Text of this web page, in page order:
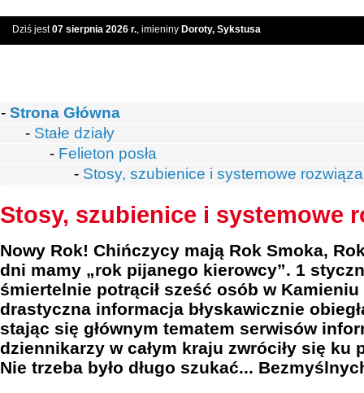
Dziś jest07 sierpnia 2026 r., imieniny Doroty, Sykstusa
- Strona Główna
- Stałe działy
- Felieton posła
- Stosy, szubienice i systemowe
Stosy, szubienice i systemowe
Nowy Rok! Chińczycy mają Rok Smoka,
dni mamy „rok pijanego kierowcy”. 1
śmiertelnie potrącił sześć osób w Kamieniu
drastyczna informacja błyskawicznie
stając się głównym tematem serwisów
dziennikarzy w całym kraju zwróciły się ku
Nie trzeba było długo szukać...